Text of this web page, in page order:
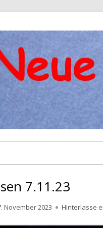
7.11.23
November 2023 Hinterlasse